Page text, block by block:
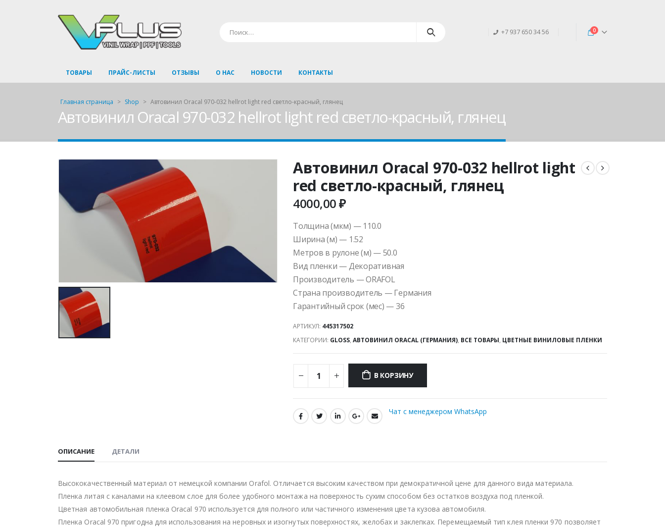
+7 937 650 34 56 0
ТОВАРЫ ПРАЙС-ЛИСТЫ ОТЗЫВЫ О НАС НОВОСТИ КОНТАКТЫ
Главная страница > Shop > Автовинил Oracal 970-032 hellrot light red светло-красный, глянец
Автовинил Oracal 970-032 hellrot light red светло-красный, глянец
Автовинил Oracal 970-032 hellrot light
red светло-красный, глянец
4000,00₽
Толщина (мкм) — 110.0
Ширина (м) — 1.52
Метров в рулоне (м) — 50.0
Вид пленки — Декоративная
Производитель — ORAFOL
Страна производитель — Германия
Гарантийный срок (мес) — 36
АРТИКУЛ: 445317502
КАТЕГОРИИ: GLOSS, АВТОВИНИЛ ORACAL (ГЕРМАНИЯ), ВСЕ ТОВАРЫ, ЦВЕТНЫЕ ВИНИЛОВЫЕ ПЛЕНКИ
В КОРЗИНУ
Чат с менеджером WhatsApp
ОПИСАНИЕ ДЕТАЛИ
Высококачественный материал от немецкой компании Orafol. Отличается высоким качеством при демократичной цене для данного вида материала.
Пленка литая с каналами на клеевом слое для более удобного монтажа на поверхность сухим способом без остатков воздуха под пленкой.
Цветная автомобильная пленка Oracal 970 используется для полного или частичного изменения цвета кузова автомобиля.
Пленка Oracal 970 пригодна для использования на неровных и изогнутых поверхностях, желобах и заклепках. Перемещаемый тип клея пленки 970 позволяет